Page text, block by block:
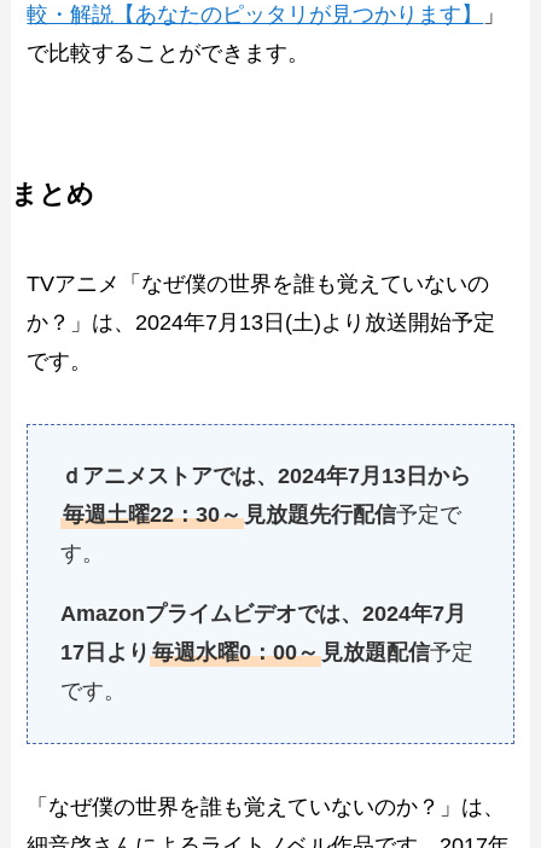
較・解説【あなたのピッタリが見つかります】
」
で比較することができます。
まとめ
TVアニメ「なぜ僕の世界を誰も覚えていないの
か？」は、2024年7月13日(土)より放送開始予定
です。
ｄアニメストアでは、2024年7月13日から
毎週土曜22：30～ 見放題先行配信予定で
す。
Amazonプライムビデオでは、2024年7月
17日より毎週水曜0：00～ 見放題配信予定
です。
「なぜ僕の世界を誰も覚えていないのか？」は、